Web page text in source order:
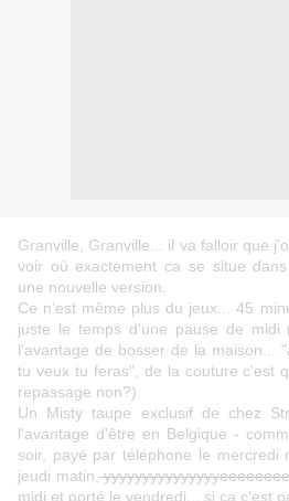
Granville, Granville... il va falloir que
voir où exactement ca se situe
une nouvelle version.
Ce n'est même plus du jeux... 45
juste le temps d'une pause de midi
l'avantage de bosser de la maison...
tu veux tu feras", de la couture c'est
repassage non?)
Un Misty taupe exclusif de chez
l'avantage d'être en Belgique -
soir, payé par téléphone le mercredi
jeudi matin,
midi et porté le vendredi... si ca c'est